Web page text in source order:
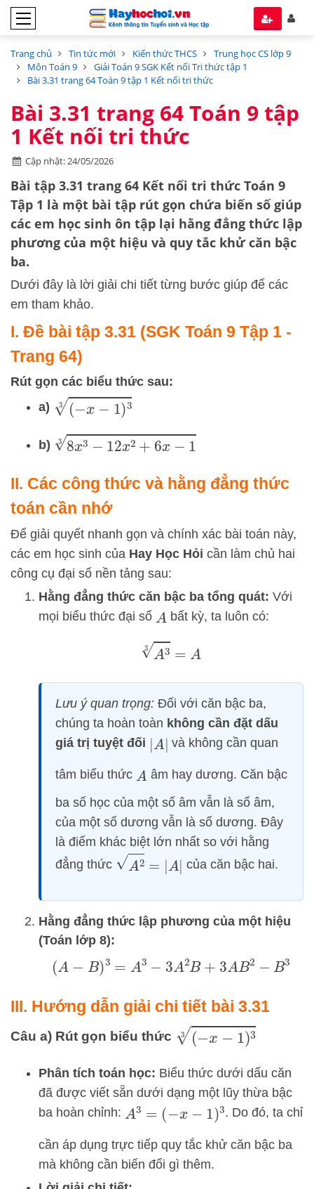
Trang chủ Tin tức mới Kiến thức THCS
Trung học CS lớp 9
Môn Toán 9
Giải Toán 9 SGK Kết nối Tri thức tập 1
Bài 3.31 trang 64 Toán 9 tập 1 Kết nối tri thức
Bài 3.31 trang 64 Toán 9 tập
1 Kết nối tri thức
Cập nhật: 24/05/2026
Bài tập 3.31 trang 64 Kết nối tri thức Toán 9
Tập 1 là một bài tập rút gọn chứa biến số giúp
các em học sinh ôn tập lại hằng đẳng thức lập
phương của một hiệu và quy tắc khử căn bậc
ba.
Dưới đây là lời giải chi tiết từng bước giúp để các
em tham khảo.
I. Đề bài tập 3.31 (SGK Toán 9 Tập 1 -
Trang 64)
Rút gọn các biểu thức sau:
a) (−x−1) 33
b) 8x3− 12 x 2+6 x− 13
II. Các công thức và hằng đẳng thức
toán cần nhớ
Để giải quyết nhanh gọn và chính xác bài toán này,
các em học sinh của Hay Học Hỏi cần làm chủ hai
công cụ đại số nền tảng sau:
Hằng đẳng thức căn bậc ba tổng quát: Với
mọi biểu thức đại số A bất kỳ, ta luôn có:
A33 =A
Lưu ý quan trọng: Đối với căn bậc ba,
chúng ta hoàn toàn không cần đặt dấu
giá trị tuyệt đối A và không cần quan
tâm biểu thức A âm hay dương. Căn bậc
ba số học của một số âm vẫn là số âm,
của một số dương vẫn là số dương. Đây
là điểm khác biệt lớn nhất so với hằng
đẳng thức A2=| A| của căn bậc hai.
Hằng đẳng thức lập phương của một hiệu
(Toán lớp 8):
(A −B) 3= A3 −3 A2B+ 3AB2−B3
III. Hướng dẫn giải chi tiết bài 3.31
Câu a) Rút gọn biểu thức (− x−1) 33
Phân tích toán học: Biểu thức dưới dấu căn
đã được viết sẵn dưới dạng một lũy thừa bậc
ba hoàn chỉnh: A3 =( −x−1 )3 . Do đó, ta chỉ
cần áp dụng trực tiếp quy tắc khử căn bậc ba
mà không cần biến đổi gì thêm.